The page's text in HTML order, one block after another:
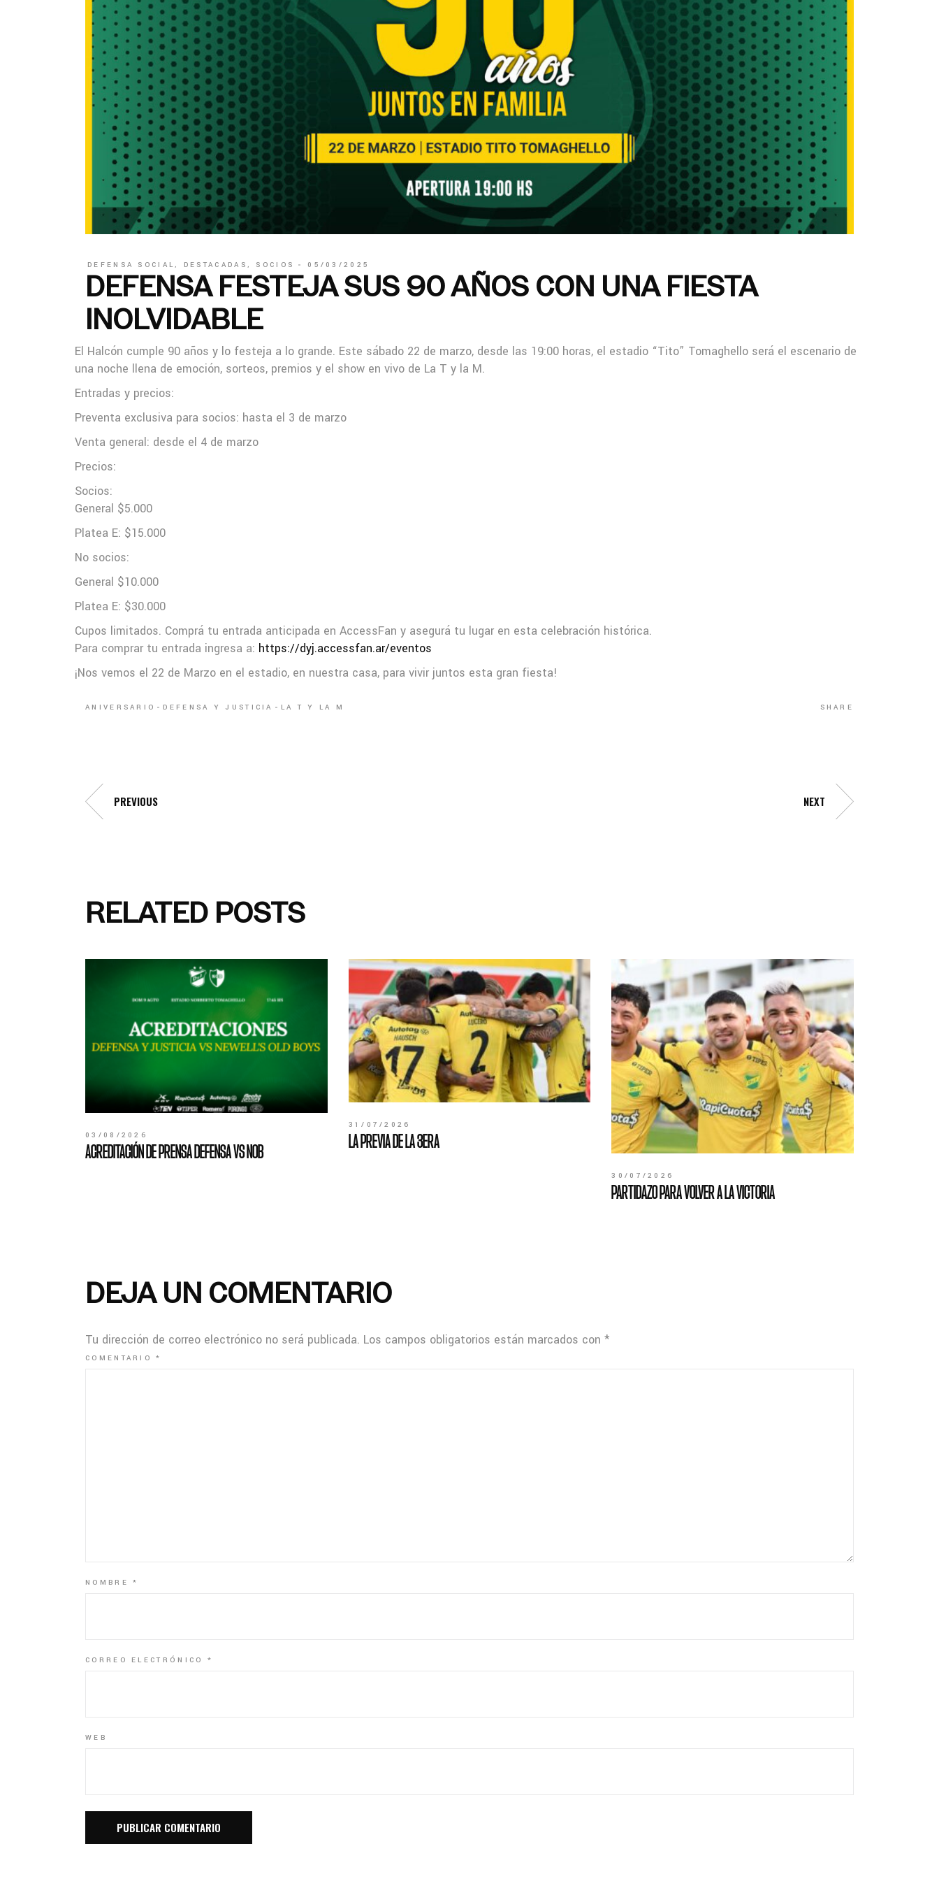
DEFENSA SOCIAL , DESTACADAS ,SOCIOS 05/03/2025
DEFENSA FESTEJA SUS 90 AÑOS CON UNA FIESTA
INOLVIDABLE
El Halcón cumple 90 años y lo festeja a lo grande. Este sábado 22 de marzo, desde las 19:00 horas, el estadio “Tito” Tomaghello será el escenario de
una noche llena de emoción, sorteos, premios y el show en vivo de La T y la M.
Entradas y precios:
Preventa exclusiva para socios: hasta el 3 de marzo
Venta general: desde el 4 de marzo
Precios:
Socios:
General $5.000
Platea E: $15.000
No socios:
General $10.000
Platea E: $30.000
Cupos limitados. Comprá tu entrada anticipada en AccessFan y asegurá tu lugar en esta celebración histórica.
Para comprar tu entrada ingresa a: https://dyj.accessfan.ar/eventos
¡Nos vemos el 22 de Marzo en el estadio, en nuestra casa, para vivir juntos esta gran fiesta!
ANIVERSARIO DEFENSA Y JUSTICIA LA T Y LA M SHARE
PREVIOUS NEXT
RELATED POSTS
03/08/2026
ACREDITACIÓN DE PRENSA DEFENSA VS NOB
31/07/2026
LA PREVIA DE LA 3ERA
30/07/2026
PARTIDAZO PARA VOLVER A LA VICTORIA
DEJA UN COMENTARIO
Tu dirección de correo electrónico no será publicada. Los campos obligatorios están marcados con *
COMENTARIO*
NOMBRE*
CORREO ELECTRÓNICO *
WEB